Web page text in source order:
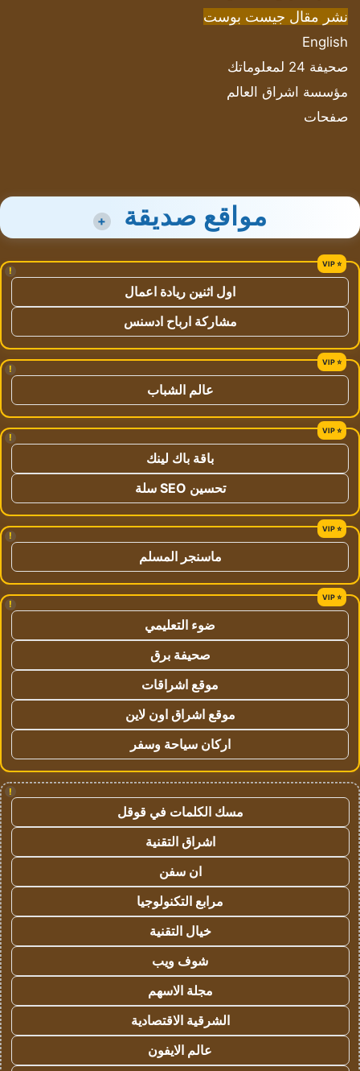
نشر مقال جيست بوست
English
صحيفة 24 لمعلوماتك
مؤسسة اشراق العالم
صفحات
مواقع صديقة +
!
اول اثنين ريادة اعمال
مشاركة ارباح ادسنس
!
عالم الشباب
!
باقة باك لينك
تحسين SEO سلة
!
ماسنجر المسلم
!
ضوء التعليمي
صحيفة برق
موقع اشراقات
موقع اشراق اون لاين
اركان سياحة وسفر
!
مسك الكلمات في قوقل
اشراق التقنية
ان سفن
مرابع التكنولوجيا
خيال التقنية
شوف ويب
مجلة الاسهم
الشرقية الاقتصادية
عالم الايفون